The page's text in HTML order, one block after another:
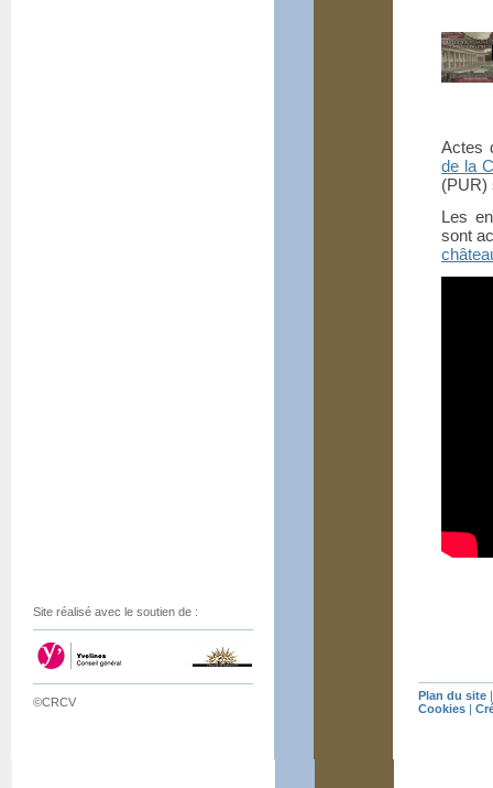
Actes
de la
(PUR)
Les
sont
Site réalisé avec le soutien de :
©CRCV Plan du site
Cookies |